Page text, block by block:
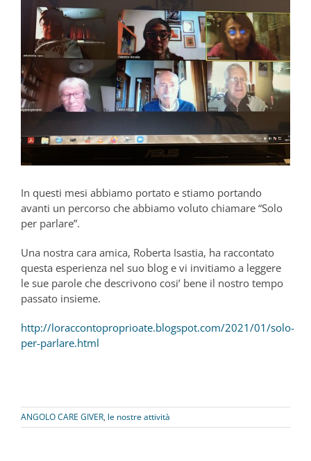
In questi mesi abbiamo portato e stiamo portando
avanti un percorso che abbiamo voluto chiamare “Solo
per parlare”.
Una nostra cara amica, Roberta Isastia, ha raccontato
questa esperienza nel suo blog e vi invitiamo a leggere
le sue parole che descrivono cosi’ bene il nostro tempo
passato insieme.
http://loraccontoproprioate.blogspot.com/2021/01/solo-
per-parlare.html
ANGOLO CARE GIVER, le nostre attività